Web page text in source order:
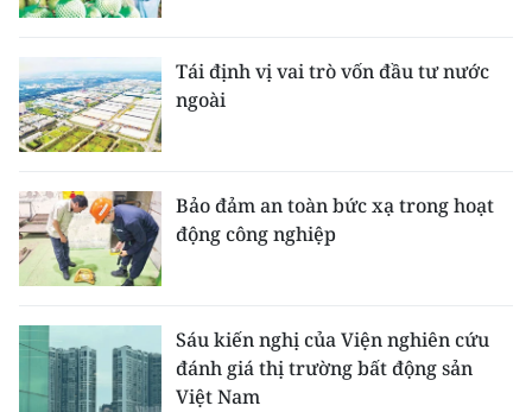
Tái định vị vai trò vốn đầu tư nước
ngoài
Bảo đảm an toàn bức xạ trong hoạt
động công nghiệp
Sáu kiến nghị của Viện nghiên cứu
đánh giá thị trường bất động sản
Việt Nam